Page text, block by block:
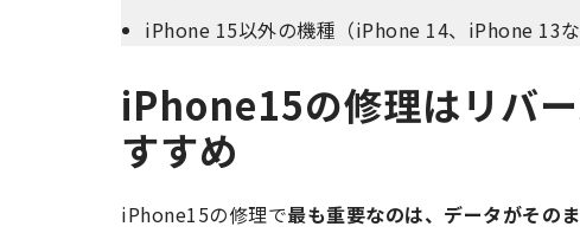
iPhone 15以外の機種（iPhone 14、iPhone 13
iPhone15の修理はリバ
すすめ
iPhone15の修理で最も重要なのは、データがその